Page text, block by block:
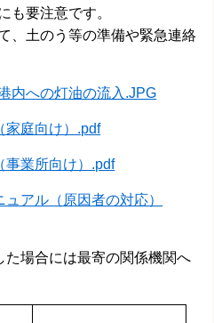
も要注意です。
土のう等の準備や緊急連絡
内への灯油の流入.JPG
家庭向け）.pdf
事業所向け）.pdf
アル（原因者の対応）
場合には最寄の関係機関へ